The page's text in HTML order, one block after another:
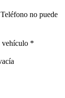
Teléfono no puede
vehículo *